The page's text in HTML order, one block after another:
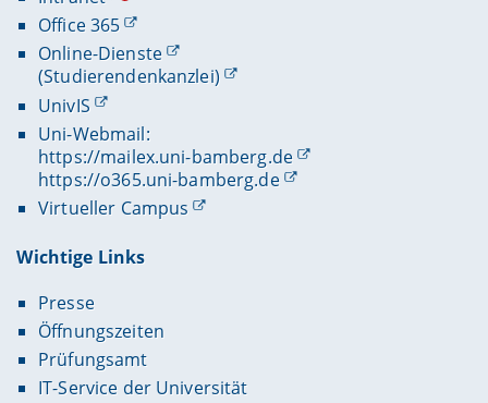
Office 365
Online-Dienste
(Studierendenkanzlei)
UnivIS
Uni-Webmail:
https://mailex.uni-bamberg.de
https://o365.uni-bamberg.de
Virtueller Campus
Wichtige Links
Presse
Öffnungszeiten
Prüfungsamt
IT-Service der Universität